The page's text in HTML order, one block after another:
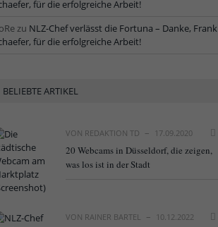
für die erfolgreiche Arbeit!
zu NLZ-Chef verlässt die Fortuna – Danke, Frank
für die erfolgreiche Arbeit!
BELIEBTE ARTIKEL
VON REDAKTION TD 17.09.2020
20 Webcams in Düsseldorf, die zeigen,
was los ist in der Stadt
VON RAINER BARTEL 10.12.2022